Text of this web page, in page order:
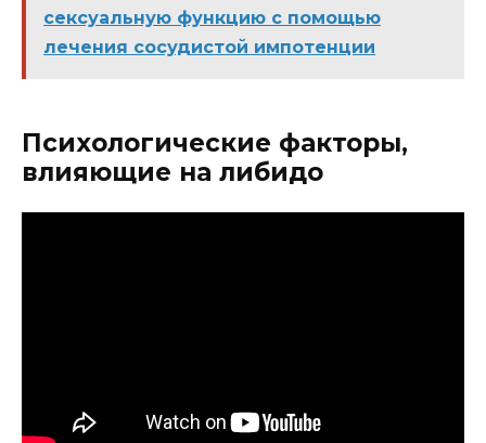
сексуальную функцию с помощью
лечения сосудистой импотенции
Психологические факторы,
влияющие на либидо